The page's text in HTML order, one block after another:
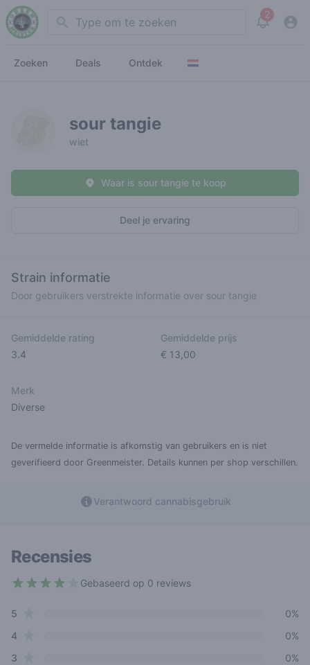
Search 2
View
Zoeken Deals Ontdek
sour tangie
wiet
Deel je ervaring
Waar is sour tangie te koop
Strain informatie
Door gebruikers verstrekte informatie over sour tangie
Gemiddelde rating
3.4
Gemiddelde prijs
€ 13,00
Merk
Diverse
De vermelde informatie is afkomstig van gebruikers en is niet
geverifieerd door Greenmeister. Details kunnen per shop verschillen.
Verantwoord cannabisgebruik
Recensies
Gebaseerd op 0 reviews
Review data
5
0%
4star reviews
0%
3
0%